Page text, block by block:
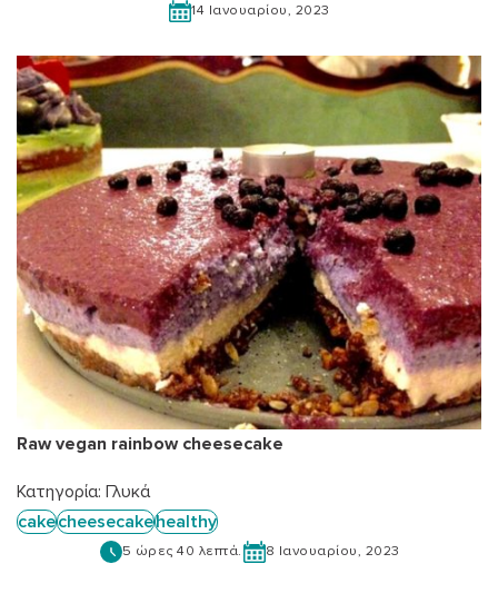
14 Ιανουαρίου, 2023
Raw vegan rainbow cheesecake
Κατηγορία: Γλυκά
cakecheesecakehealthy
5 ώρες 40 λεπτά. 8 Ιανουαρίου, 2023